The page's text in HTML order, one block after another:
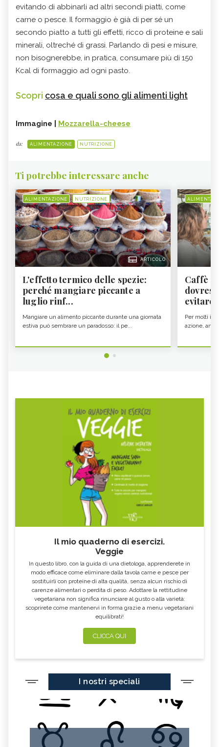
evitando di abbinarli ad altri secondi piatti, come
carne o pesce. Il formaggio è già di per sé un
secondo piatto a tutti gli effetti, ricco di proteine e sali
minerali, oltreché di grassi. Parlando di pesi e misure,
non bisognerebbe, in pratica, consumare più di 150
Kcal di formaggio ad ogni pasto.
Scopri cosa e quali sono gli alimenti light
Immagine | Mozzarella-cheese
da: ALIMENTAZIONE NUTRIZIONE
Ti potrebbe interessare anche
ALIMENTAZIONE NUTRIZIONE
ARTICOLO
L'effetto termico delle spezie:
perché mangiare piccante a
luglio rinf...
Mangiare un alimento piccante durante una giornata
estiva può sembrare un paradosso: il pe...
Caffè
evitare
Per molti il
azione,
Il mio quaderno di esercizi.
Veggie
In questo libro, con la guida di una dietologa, apprenderete in
modo efficace come eliminare dalla tavola carne e pesce per
sostituirli con proteine di alta qualità, senza alcun rischio di
carenze alimentari o perdita di peso. Adottare la rettitudine
vegetariana non significa rinunciare al gusto o alla varietà:
scoprirete come mantenervi in forma grazie a menu vegetariani
equilibrati!
CLICCA QUI
I nostri speciali